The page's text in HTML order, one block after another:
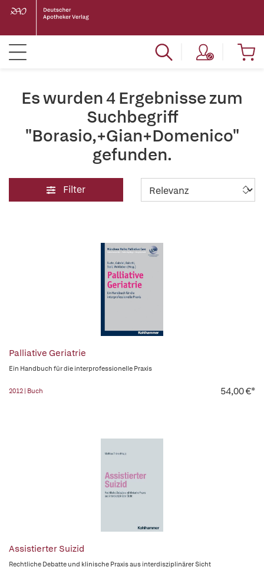
Es wurden 4 Ergebnisse zum
Suchbegriff
"Borasio,+Gian+Domenico"
gefunden.
Filter
Palliative Geriatrie
Ein Handbuch für die interprofessionelle Praxis
2012 | Buch 54,00 €*
Assistierter Suizid
Rechtliche Debatte und klinische Praxis aus interdisziplinärer Sicht